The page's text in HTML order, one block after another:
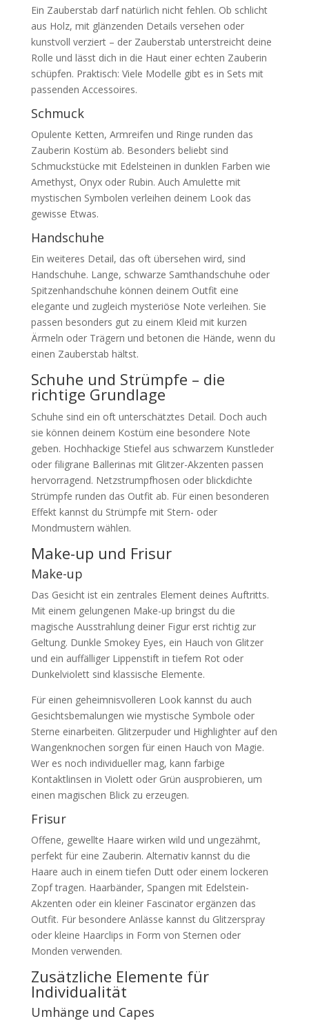
Ein Zauberstab darf natürlich nicht fehlen. Ob schlicht
aus Holz, mit glänzenden Details versehen oder
kunstvoll verziert – der Zauberstab unterstreicht deine
Rolle und lässt dich in die Haut einer echten Zauberin
schüpfen. Praktisch: Viele Modelle gibt es in Sets mit
passenden Accessoires.
Schmuck
Opulente Ketten, Armreifen und Ringe runden das
Zauberin Kostüm ab. Besonders beliebt sind
Schmuckstücke mit Edelsteinen in dunklen Farben wie
Amethyst, Onyx oder Rubin. Auch Amulette mit
mystischen Symbolen verleihen deinem Look das
gewisse Etwas.
Handschuhe
Ein weiteres Detail, das oft übersehen wird, sind
Handschuhe. Lange, schwarze Samthandschuhe oder
Spitzenhandschuhe können deinem Outfit eine
elegante und zugleich mysteriöse Note verleihen. Sie
passen besonders gut zu einem Kleid mit kurzen
Ärmeln oder Trägern und betonen die Hände, wenn du
einen Zauberstab hältst.
Schuhe und Strümpfe – die
richtige Grundlage
Schuhe sind ein oft unterschätztes Detail. Doch auch
sie können deinem Kostüm eine besondere Note
geben. Hochhackige Stiefel aus schwarzem Kunstleder
oder filigrane Ballerinas mit Glitzer-Akzenten passen
hervorragend. Netzstrumpfhosen oder blickdichte
Strümpfe runden das Outfit ab. Für einen besonderen
Effekt kannst du Strümpfe mit Stern- oder
Mondmustern wählen.
Make-up und Frisur
Make-up
Das Gesicht ist ein zentrales Element deines Auftritts.
Mit einem gelungenen Make-up bringst du die
magische Ausstrahlung deiner Figur erst richtig zur
Geltung. Dunkle Smokey Eyes, ein Hauch von Glitzer
und ein auffälliger Lippenstift in tiefem Rot oder
Dunkelviolett sind klassische Elemente.
Für einen geheimnisvolleren Look kannst du auch
Gesichtsbemalungen wie mystische Symbole oder
Sterne einarbeiten. Glitzerpuder und Highlighter auf den
Wangenknochen sorgen für einen Hauch von Magie.
Wer es noch individueller mag, kann farbige
Kontaktlinsen in Violett oder Grün ausprobieren, um
einen magischen Blick zu erzeugen.
Frisur
Offene, gewellte Haare wirken wild und ungezähmt,
perfekt für eine Zauberin. Alternativ kannst du die
Haare auch in einem tiefen Dutt oder einem lockeren
Zopf tragen. Haarbänder, Spangen mit Edelstein-
Akzenten oder ein kleiner Fascinator ergänzen das
Outfit. Für besondere Anlässe kannst du Glitzerspray
oder kleine Haarclips in Form von Sternen oder
Monden verwenden.
Zusätzliche Elemente für
Individualität
Umhänge und Capes